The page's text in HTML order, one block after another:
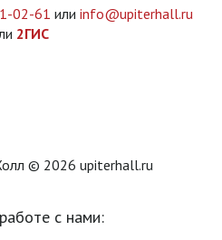
02-61 или info@upiterhall.ru
2ГИС
© 2026 upiterhall.ru
с нами: